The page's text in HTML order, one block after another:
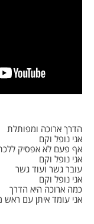
הדרך ארוכה ומפותלת
אני נופל וקם
אף פעם לא אפסיק
אני נופל וקם
עובר גשר ועוד גשר
אני נופל וקם
כמה ארוכה היא הדרך
אני עומד איתן עם ראש